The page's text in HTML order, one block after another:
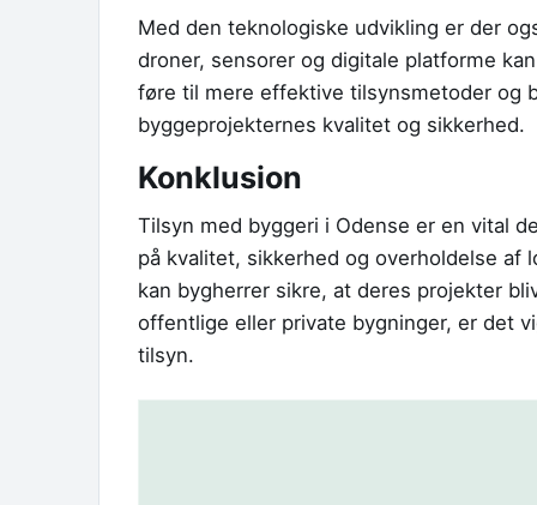
Med den teknologiske udvikling er der
droner, sensorer og digitale platforme
føre til mere effektive tilsynsmetoder og
byggeprojekternes kvalitet og sikkerhed.
Konklusion
Tilsyn med byggeri i Odense er en vital
på kvalitet, sikkerhed og overholdelse af
kan bygherrer sikre, at deres projekter
offentlige eller private bygninger, er det
tilsyn.